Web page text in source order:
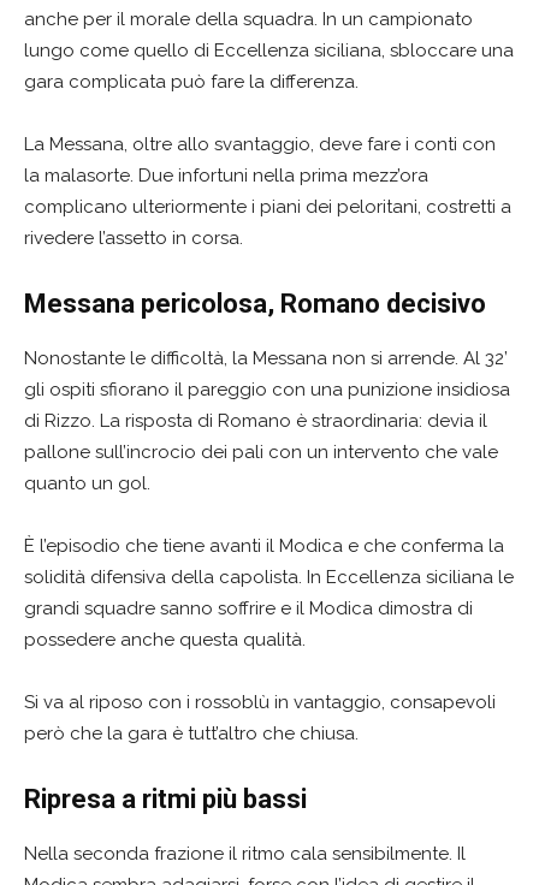
anche per il morale della squadra. In un campionato
lungo come quello di Eccellenza siciliana, sbloccare una
gara complicata può fare la differenza.
La Messana, oltre allo svantaggio, deve fare i conti con
la malasorte. Due infortuni nella prima mezz’ora
complicano ulteriormente i piani dei peloritani, costretti a
rivedere l’assetto in corsa.
Messana pericolosa, Romano decisivo
Nonostante le difficoltà, la Messana non si arrende. Al 32’
gli ospiti sfiorano il pareggio con una punizione insidiosa
di Rizzo. La risposta di Romano è straordinaria: devia il
pallone sull’incrocio dei pali con un intervento che vale
quanto un gol.
È l’episodio che tiene avanti il Modica e che conferma la
solidità difensiva della capolista. In Eccellenza siciliana le
grandi squadre sanno soffrire e il Modica dimostra di
possedere anche questa qualità.
Si va al riposo con i rossoblù in vantaggio, consapevoli
però che la gara è tutt’altro che chiusa.
Ripresa a ritmi più bassi
Nella seconda frazione il ritmo cala sensibilmente. Il